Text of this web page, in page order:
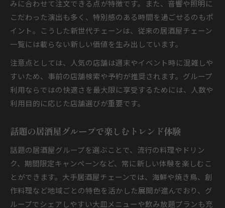
みに合わせて注文できる点が特徴です。また、音響や照明に
こだわった演出も多く、特別感のある時間を過ごせるのもポ
イント。こうした新世代チェーンは、従来の居酒屋チェーン
一覧には載らない新しい価値を生み出しています。
注意点としては、人気の店舗は週末やイベント時に混雑しや
すいため、事前の店舗検索や予約が推奨されます。グループ
利用ならではの快適さを最大限に享受するためには、人数や
利用目的に応じた店舗選びが重要です。
話題の居酒屋グループで楽しむトレンド体験
話題の居酒屋グループを選ぶことで、流行の料理やドリン
ク、期間限定キャンペーンなど、常に新しい体験を楽しむこ
とができます。大手居酒屋チェーンでは、海鮮や焼き鳥、創
作料理など地域ごとの特色を活かした展開が進んでおり、グ
ループでシェアしやすい大皿メニューや飲み放題プランも充